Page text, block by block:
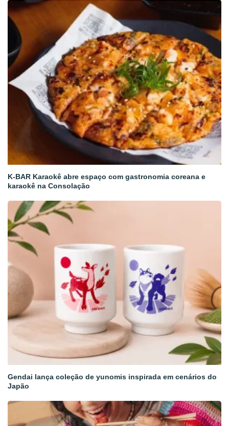
K-BAR Karaokê abre espaço com gastronomia coreana e
karaokê na Consolação
Gendai lança coleção de yunomis inspirada em cenários do
Japão